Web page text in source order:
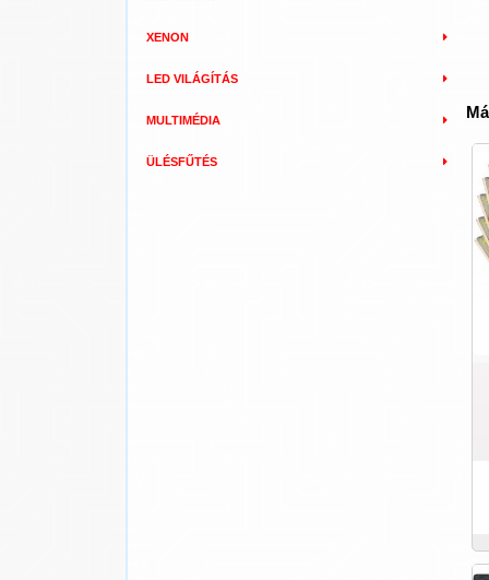
XENON
LED VILÁGÍTÁS
MULTIMÉDIA
ÜLÉSFŰTÉS